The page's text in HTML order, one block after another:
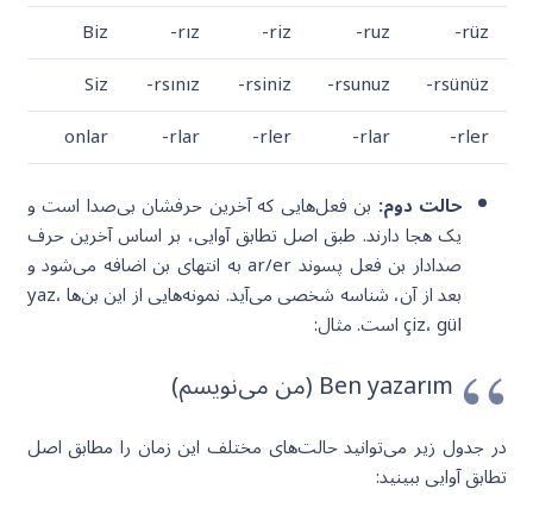
-rüz
-ruz
-riz
-rız
Biz
-rsünüz
-rsunuz
-rsiniz
-rsınız
Siz
-rler
-rlar
-rler
-rlar
onlar
حالت دوم: بن فعل‌هایی که آخرین حرفشان بی‌صدا است و
یک هجا دارند. طبق اصل تطابق آوایی، بر اساس آخرین حرف
صدادار بن فعل پسوند ar/er به انتهای بن اضافه می‌شود و
بعد از آن، شناسه شخصی می‌آید. نمونه‌هایی از این بن‌ها yaz،
çiz، gül است. مثال:
Ben yazarım (من می‌نویسم)
در جدول زیر می‌توانید حالت‌های مختلف این زمان را مطابق اصل
تطابق آوایی ببینید: